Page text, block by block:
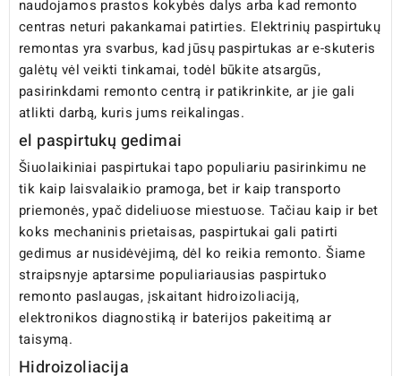
naudojamos prastos kokybės dalys arba kad remonto
centras neturi pakankamai patirties. Elektrinių paspirtukų
remontas yra svarbus, kad jūsų paspirtukas ar e-skuteris
galėtų vėl veikti tinkamai, todėl būkite atsargūs,
pasirinkdami remonto centrą ir patikrinkite, ar jie gali
atlikti darbą, kuris jums reikalingas.
el paspirtukų gedimai
Šiuolaikiniai paspirtukai tapo populiariu pasirinkimu ne
tik kaip laisvalaikio pramoga, bet ir kaip transporto
priemonės, ypač dideliuose miestuose. Tačiau kaip ir bet
koks mechaninis prietaisas, paspirtukai gali patirti
gedimus ar nusidėvėjimą, dėl ko reikia remonto. Šiame
straipsnyje aptarsime populiariausias paspirtuko
remonto paslaugas, įskaitant hidroizoliaciją,
elektronikos diagnostiką ir baterijos pakeitimą ar
taisymą.
Hidroizoliacija